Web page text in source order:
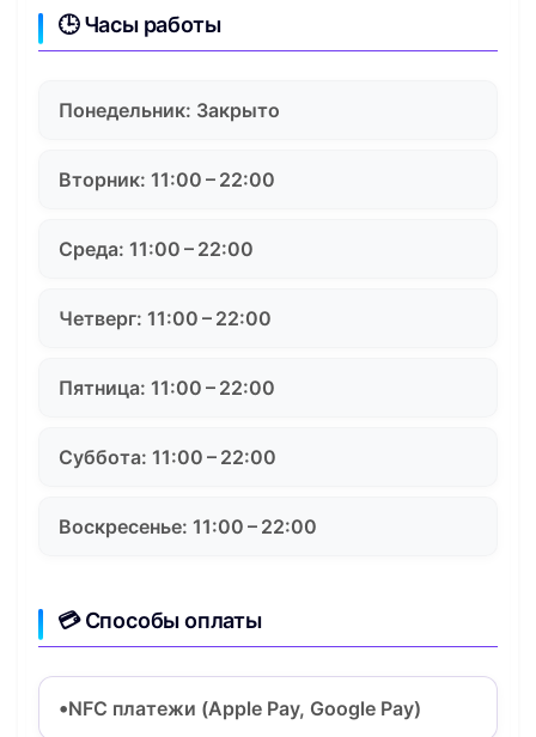
🕒 Часы работы
Понедельник: Закрыто
Вторник: 11:00 – 22:00
Среда: 11:00 – 22:00
Четверг: 11:00 – 22:00
Пятница: 11:00 – 22:00
Суббота: 11:00 – 22:00
Воскресенье: 11:00 – 22:00
💳 Способы оплаты
NFC платежи (Apple Pay, Google Pay)